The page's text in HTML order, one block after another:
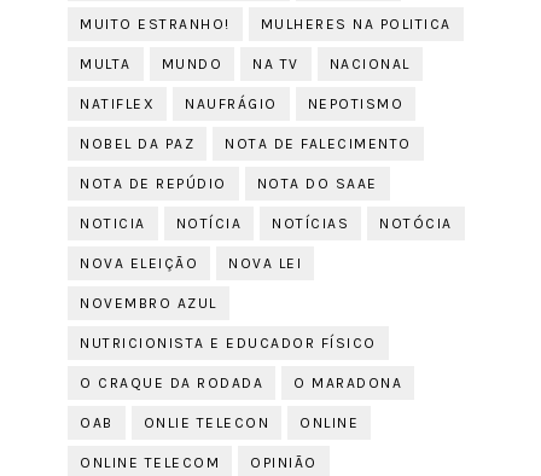
MUITO ESTRANHO! MULHERES NA POLITICA
MULTA MUNDO NA TV NACIONAL
NATIFLEX NAUFRÁGIO NEPOTISMO
NOBEL DA PAZ NOTA DE FALECIMENTO
NOTA DE REPÚDIO NOTA DO SAAE
NOTICIA NOTÍCIA NOTÍCIAS NOTÓCIA
NOVA ELEIÇÃO NOVA LEI
NOVEMBRO AZUL
NUTRICIONISTA E EDUCADOR FÍSICO
O CRAQUE DA RODADA O MARADONA
OAB ONLIE TELECON ONLINE
ONLINE TELECOM OPINIÃO